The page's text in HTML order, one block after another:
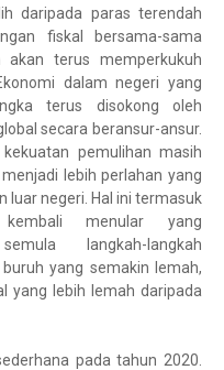
daripada paras terendah
fiskal bersama-sama
akan terus memperkukuh
dalam negeri yang
terus disokong oleh
secara beransur-ansur.
pemulihan masih
lebih perlahan yang
luar negeri. Hal ini termasuk
menular yang
langkah-langkah
yang semakin lemah,
yang lebih lemah daripada
pada tahun 2020.